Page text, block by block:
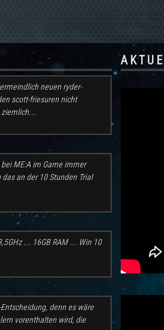
neuen ryder-
scott-friesuren nicht
ziemlich...
ME:A im Game immer
an der 10 Stunden Trial
... 16GB RAM ... Win 10
denn es wäre
vorenthalten wird, die